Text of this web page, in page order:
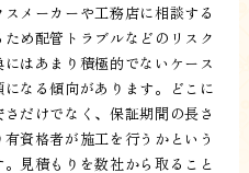
メーカーや工務店に相談する
め配管トラブルなどのリスク
はあまり積極的でないケース
なる傾向があります。どこに
だけでなく、保証期間の長さ
資格者が施工を行うかという
見積もりを数社から取ること